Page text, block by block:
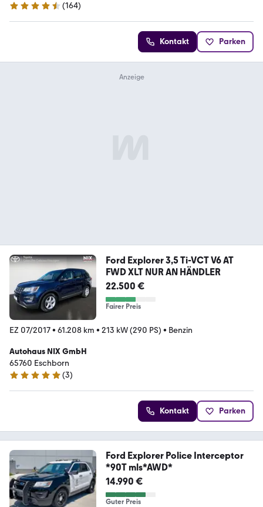
4.7 Sterne
(164)
Kontakt Parken
Ford Explorer 3,5 Ti-VCT V6 AT
FWD XLT NUR AN HÄNDLER
22.500 €
Fairer Preis
EZ 07/2017• 61.208 km • 213 kW (290 PS) • Benzin
Autohaus NIX GmbH
65760 Eschborn
4.9 Sterne
(3)
Kontakt Parken
Ford Explorer Police Interceptor
*90T mls*AWD*
14.990 €
Guter Preis